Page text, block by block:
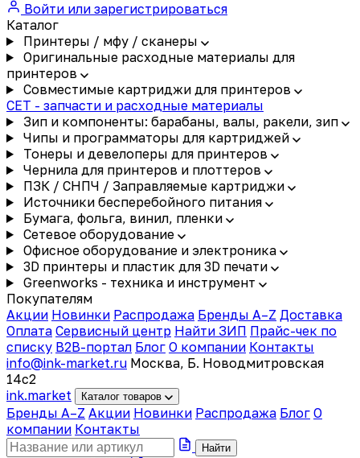
Войти или зарегистрироваться
Каталог
Принтеры / мфу / сканеры
Оригинальные расходные материалы для
принтеров
Совместимые картриджи для принтеров
CET - запчасти и расходные материалы
Зип и компоненты: барабаны, валы, ракели, зип
Чипы и программаторы для картриджей
Тонеры и девелоперы для принтеров
Чернила для принтеров и плоттеров
ПЗК / СНПЧ / Заправляемые картриджи
Источники бесперебойного питания
Бумага, фольга, винил, пленки
Сетевое оборудование
Офисное оборудование и электроника
3D принтеры и пластик для 3D печати
Greenworks - техника и инструмент
Покупателям
Акции Новинки Распродажа Бренды A–Z Доставка
Оплата Сервисный центр Найти ЗИП Прайс-чек по
списку B2B-портал Блог О компании Контакты
info@ink-market.ru Москва, Б. Новодмитровская
14с2
ink.market Каталог товаров
Бренды A–Z Акции Новинки Распродажа Блог О
компании Контакты
Найти